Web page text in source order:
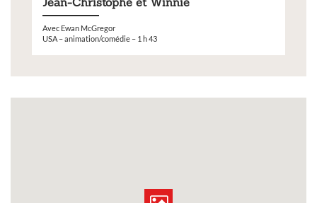
Avec Ewan McGregor
USA – animation/comédie – 1 h 43